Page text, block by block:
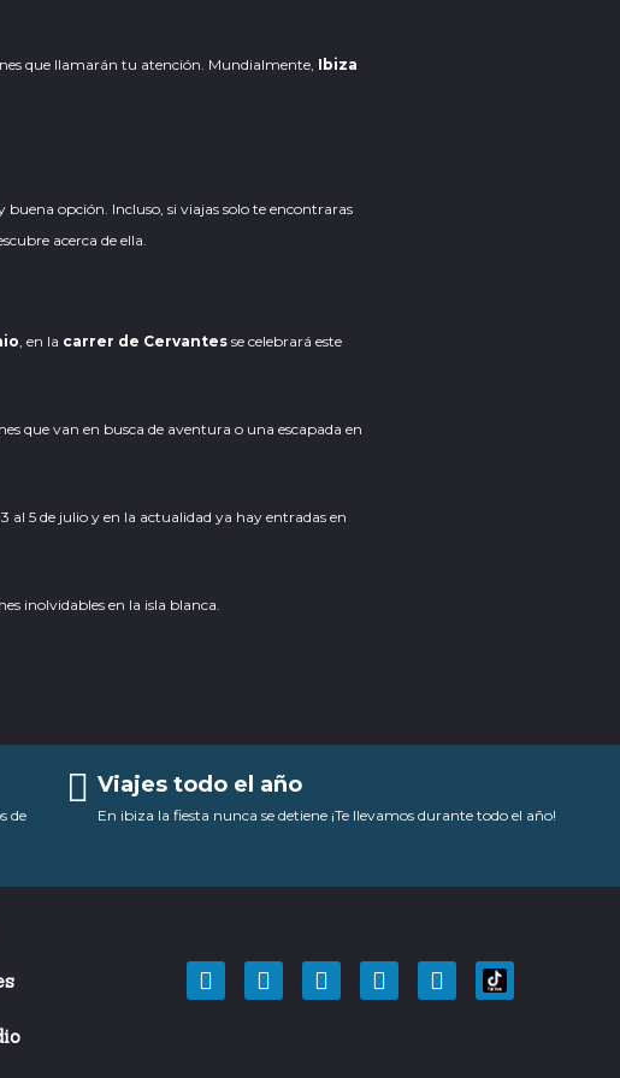
que llamarán tu atención. Mundialmente, Ibiza
opción. Incluso, si viajas solo te encontraras
acerca de ella.
, en la carrer de Cervantes se celebrará este
que van en busca de aventura o una escapada en
al 5 de julio y en la actualidad ya hay entradas en
inolvidables en la isla blanca.
de
Viajes todo el año
En ibiza la fiesta nunca se detiene ¡Te llevamos durante todo el año!
F
a
T
w
Y
o
I
n
P
i